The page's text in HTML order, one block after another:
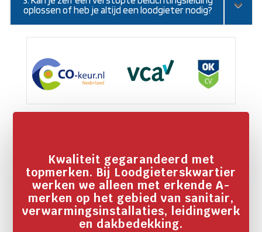
oplossen of heb je altijd een loodgieter nodig?
Kwaliteit gegarandeerd met
topmerken. Bij Loodgieterskwartier
werken we alleen met erkende A-
merken op het gebied van sanitair,
verwarmingsinstallaties, leidingwerk
en dakbedekking.